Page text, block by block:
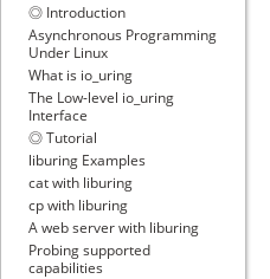
◎ Introduction
Asynchronous Programming
Under Linux
What is io_uring
The Low-level io_uring
Interface
◎ Tutorial
liburing Examples
cat with liburing
cp with liburing
A web server with liburing
Probing supported
capabilities